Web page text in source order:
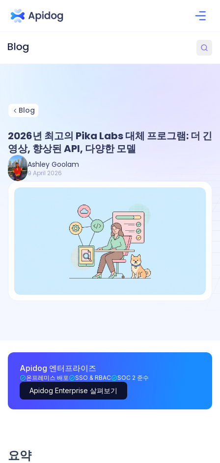
Blog
2026년 최고의 Pika Labs 대체 프로그램: 더 긴
영상, 향상된 API, 다양한 모델
Ashley Goolam
9 April 2026
Apidog 엔터프라이즈
온프레미스 배포 SSO & RBAC SOC 2 준수
Apidog Enterprise 살펴보기
요약